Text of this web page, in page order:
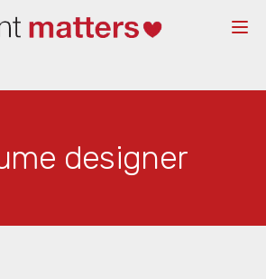
designer